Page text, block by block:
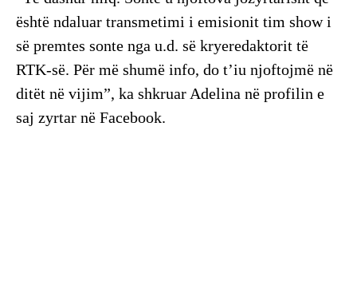
është ndaluar transmetimi i emisionit tim show i
së premtes sonte nga u.d. së kryeredaktorit të
RTK-së. Për më shumë info, do t’iu njoftojmë në
ditët në vijim”, ka shkruar Adelina në profilin e
saj zyrtar në Facebook.